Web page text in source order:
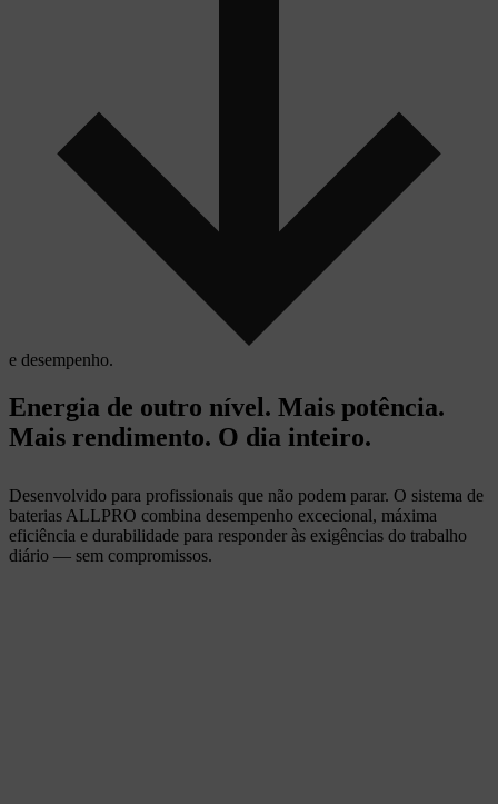
e desempenho.
Energia de outro nível. Mais potência.
Mais rendimento. O dia inteiro.
Desenvolvido para profissionais que não podem parar. O sistema de
baterias ALLPRO combina desempenho excecional, máxima
eficiência e durabilidade para responder às exigências do trabalho
diário — sem compromissos.